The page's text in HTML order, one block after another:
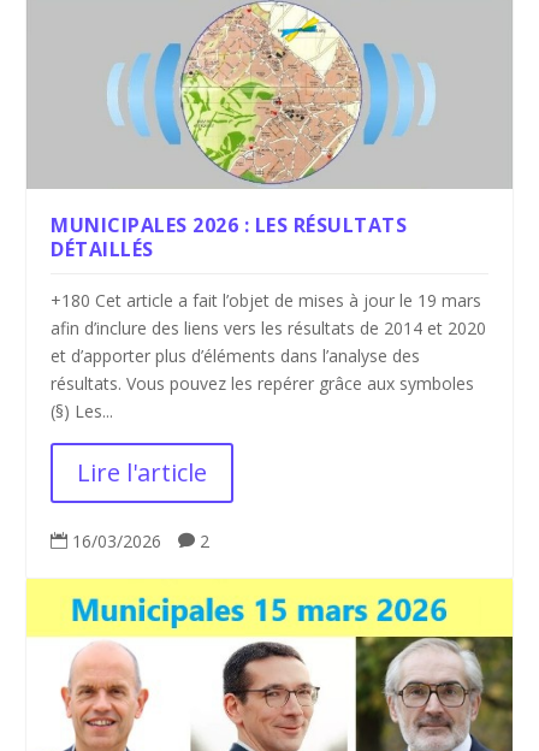
MUNICIPALES 2026 : LES RÉSULTATS
DÉTAILLÉS
+180 Cet article a fait l’objet de mises à jour le 19 mars
afin d’inclure des liens vers les résultats de 2014 et 2020
et d’apporter plus d’éléments dans l’analyse des
résultats. Vous pouvez les repérer grâce aux symboles
(§) Les...
Lire l'article
 16/03/2026  2